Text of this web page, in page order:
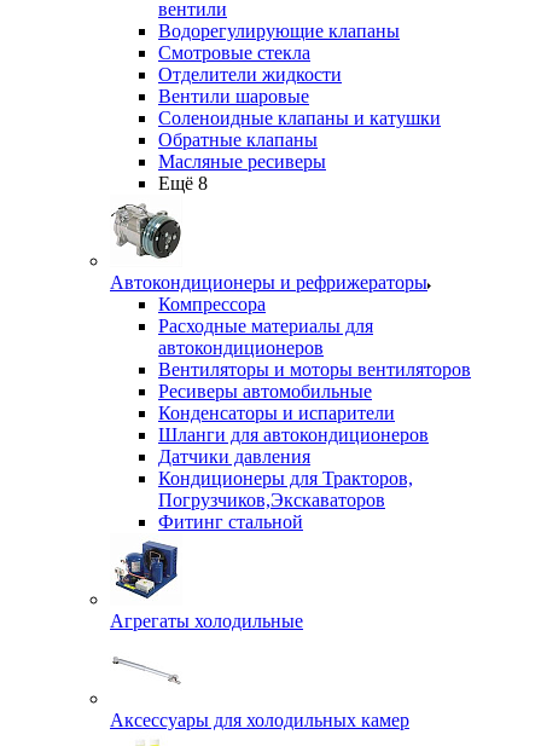
вентили
Водорегулирующие клапаны
Смотровые стекла
Отделители жидкости
Вентили шаровые
Соленоидные клапаны и катушки
Обратные клапаны
Масляные ресиверы
Ещё 8
Автокондиционеры и рефрижераторы
Компрессора
Расходные материалы для
автокондиционеров
Вентиляторы и моторы вентиляторов
Ресиверы автомобильные
Конденсаторы и испарители
Шланги для автокондиционеров
Датчики давления
Кондиционеры для Тракторов,
Погрузчиков,Экскаваторов
Фитинг стальной
Агрегаты холодильные
Аксессуары для холодильных камер